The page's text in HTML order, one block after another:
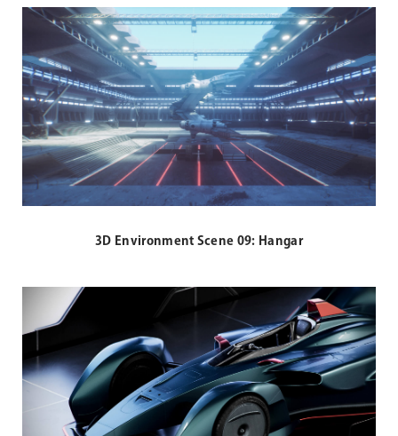
3D Environment Scene 09: Hangar